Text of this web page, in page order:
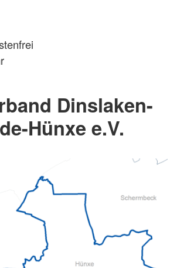
Dinslaken-
Hünxe e.V.